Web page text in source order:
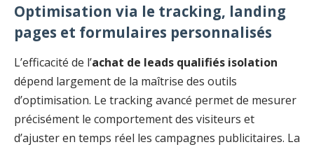
Optimisation via le tracking, landing
pages et formulaires personnalisés
L’efficacité de l’achat de leads qualifiés isolation
dépend largement de la maîtrise des outils
d’optimisation. Le tracking avancé permet de mesurer
précisément le comportement des visiteurs et
d’ajuster en temps réel les campagnes publicitaires. La